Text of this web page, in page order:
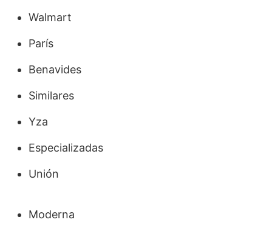
Walmart
París
Benavides
Similares
Yza
Especializadas
Unión
Moderna